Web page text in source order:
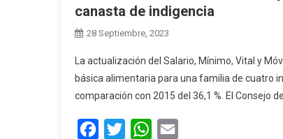
canasta de indigencia
28 Septiembre, 2023
La actualización del Salario, Mínimo, Vital y
básica alimentaria para una familia de cuatro
comparación con 2015 del 36,1 %. El Consejo
Facebook
Twitter WhatsApp